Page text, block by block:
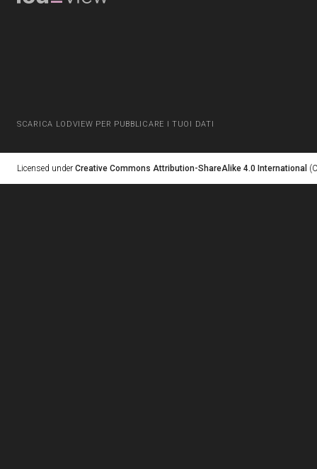
SCARICA LODVIEW PER PUBBLICARE I TUOI DATI
Licensed under Creative Commons Attribution-ShareAlike 4.0 International